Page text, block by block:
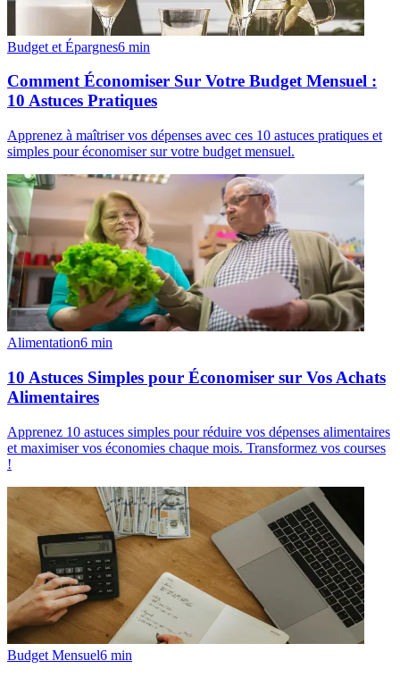
Budget et Épargnes6 min
Comment Économiser Sur Votre Budget Mensuel :
10 Astuces Pratiques
Apprenez à maîtriser vos dépenses avec ces 10 astuces pratiques et
simples pour économiser sur votre budget mensuel.
Alimentation6 min
10 Astuces Simples pour Économiser sur Vos Achats
Alimentaires
Apprenez 10 astuces simples pour réduire vos dépenses alimentaires
et maximiser vos économies chaque mois. Transformez vos courses
!
Budget Mensuel6 min